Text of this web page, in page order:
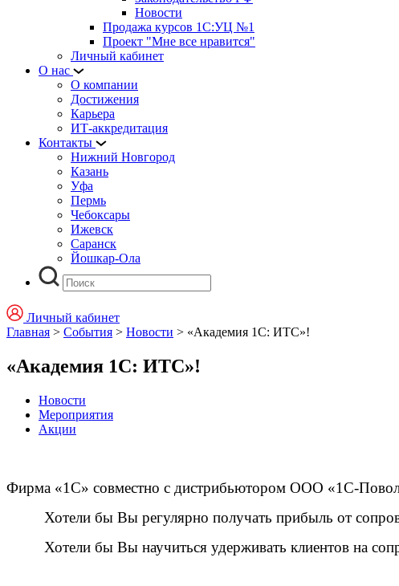
Новости
Продажа курсов 1С:УЦ №1
Проект "Мне все нравится"
Личный кабинет
О нас
О компании
Достижения
Карьера
ИТ-аккредитация
Контакты
Нижний Новгород
Казань
Уфа
Пермь
Чебоксары
Ижевск
Саранск
Йошкар-Ола
Личный кабинет
Главная > События > Новости > «Академия 1С: ИТС»!
«Академия 1С: ИТС»!
Новости
Мероприятия
Акции
Фирма «1С» совместно с дистрибьютором ООО «1С-
Хотели бы Вы регулярно получать прибыль от
Хотели бы Вы научиться удерживать клиентов на